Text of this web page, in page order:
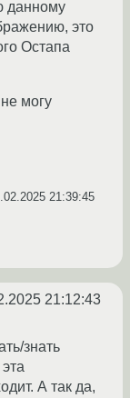
данному
это
Остапа
могу
21:39:45
21:12:43
знать
А так да,